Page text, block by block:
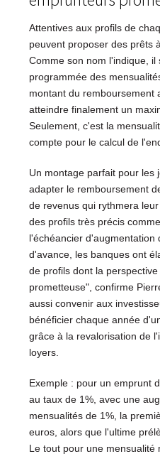
Attentives aux profils de
peuvent proposer des prêts
Comme son nom l'indique, il
programmée des
montant du remboursement
atteindre finalement un
Seulement, c'est la
compte pour le calcul de
Un montage parfait pour les
adapter le remboursement
de revenus qui rythmera
des profils très précis
l'échéancier d'augmentation
d'avance, les banques ont
de profils dont la
prometteuse", confirme
aussi convenir aux
bénéficier chaque année
grâce à la revalorisation de
loyers.
Exemple : pour un emprunt
au taux de 1%, avec une
mensualités de 1%, la
euros, alors que l'ultime
Le tout pour une mensualité